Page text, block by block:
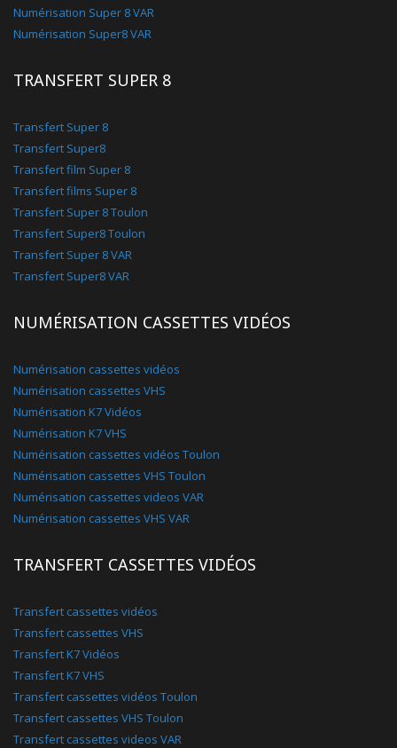
Numérisation Super 8 VAR
Numérisation Super8 VAR
TRANSFERT SUPER 8
Transfert Super 8
Transfert Super8
Transfert film Super 8
Transfert films Super 8
Transfert Super 8 Toulon
Transfert Super8 Toulon
Transfert Super 8 VAR
Transfert Super8 VAR
NUMÉRISATION CASSETTES VIDÉOS
Numérisation cassettes vidéos
Numérisation cassettes VHS
Numérisation K7 Vidéos
Numérisation K7 VHS
Numérisation cassettes vidéos Toulon
Numérisation cassettes VHS Toulon
Numérisation cassettes videos VAR
Numérisation cassettes VHS VAR
TRANSFERT CASSETTES VIDÉOS
Transfert cassettes vidéos
Transfert cassettes VHS
Transfert K7 Vidéos
Transfert K7 VHS
Transfert cassettes vidéos Toulon
Transfert cassettes VHS Toulon
Transfert cassettes videos VAR